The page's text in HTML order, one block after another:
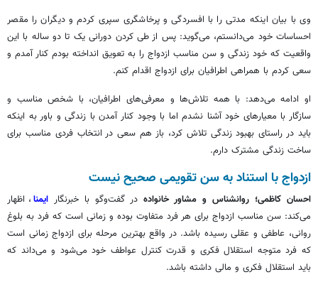
وی با بیان اینکه مدتی را با افسردگی و پرخاشگری سپری کردم و دیگران را مقصر
احساسات خود می‌دانستم، می‌گوید: پس از طی کردن دورانی یک تا دو ساله با این
واقعیت که خود زندگی و سن مناسب ازدواج را به تعویق انداخته بودم کنار آمدم و
سعی کردم با همراهی اطرافیان برای ازدواج اقدام کنم.
او ادامه می‌دهد: با همه تلاش‌ها و معرفی‌های اطرافیان، با شخص مناسب و
سازگار با معیارهای خود آشنا نشدم اما با وجود کنار آمدن با زندگی و باور به اینکه
باید در راستای بهبود زندگی تلاش کرد، باز هم سعی در انتخاب فردی مناسب برای
ساخت زندگی مشترک دارم.
ازدواج با استناد به سن تقویمی صحیح نیست
احسان کاظمی؛ روانشناس و مشاور خانواده در گفت‌وگو با خبرنگار ایمنا ، اظهار
می‌کند: سن مناسب ازدواج برای هر فرد متفاوت بوده و زمانی است که فرد به بلوغ
روانی، عاطفی و عقلی رسیده باشد. در واقع بهترین مرحله برای ازدواج زمانی است
که فرد متوجه استقلال فکری و قدرت کنترل عواطف خود می‌شود و می‌داند که
باید استقلال فکری و مالی داشته باشد.